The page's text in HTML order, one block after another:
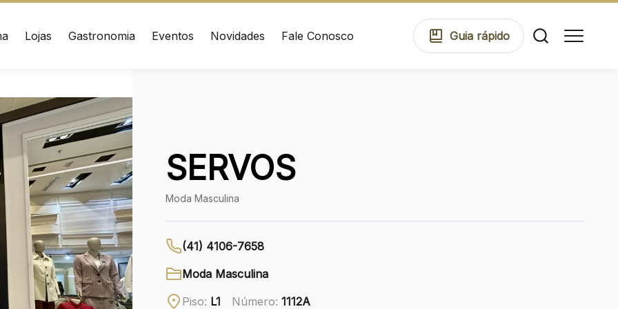
Lojas Gastronomia Eventos Novidades Fale Conosco Guia rápido
Adenauer, 370
– Curitiba/PR CEP:
local
Chamar Uber
WhatsApp
SERVOS
Moda Masculina
(41) 4106-7658
Moda Masculina
Piso: L1 Número: 1112A